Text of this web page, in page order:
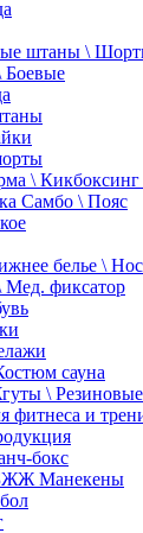
штаны \
\
Самбо \ Пояс
белье \
Мед. фиксатор
сауна
\
фитнеса и
бокс
Манекены